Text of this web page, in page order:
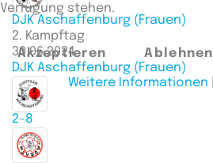
DJK Aschaffenburg (Frauen)
2. Kampftag
30.06.2024
DJK Aschaffenburg (Frauen)
2-8
Verfügung stehen.
Akzeptieren Ablehnen
Weitere Informationen